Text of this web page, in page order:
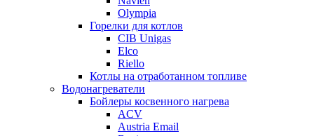
Olympia
Горелки для котлов
CIB Unigas
Elco
Riello
Котлы на отработанном топливе
Водонагреватели
Бойлеры косвенного нагрева
ACV
Austria Email